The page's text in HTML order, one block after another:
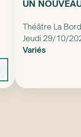
UN
Théâtre La
Jeudi 29/10/
Variés